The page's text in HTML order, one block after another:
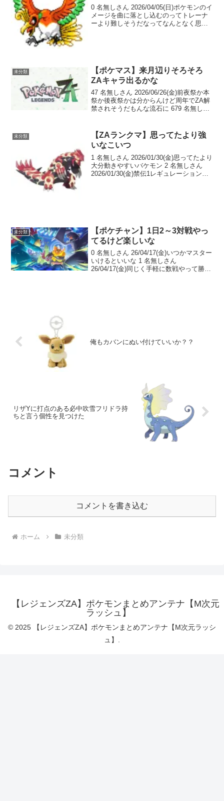
0 名無しさん 2026/04/05(日)ポケモンのイ
メージを曲に落とし込むのってトレーナ
ーより難しそうだなってなんとなく思っ
未分類
【ポケマス】来月辺りそろそろ
ZAキャラ出るかな
47 名無しさん 2026/06/26(金)前夜祭か本
祭か後夜祭かは分からんけど周年でZA解
禁されそうだもんな流石に 679 名無しさ
ラスバこないと盛り上が...
未分類
【ZAランクマ】思ってたより強
いなこいつ
1 名無しさん 2026/01/30(金)思ってたより
大分動きやすいバケモン 2 名無しさん
2026/01/30(金)禁伝1レギュレーションだ
未分類
【ポケチャン】1日2～3対戦やっ
てるけど楽しいな
0 名無しさん 26/04/17(金)いつかマスター
いけるといいな 1 名無しさん
26/04/17(金)同じく手軽に数戦やって勝っ
俺もカバンにぬい付けていいか？？
リザYに打点のある必中吹雪フリドラ持
ちと言う個性を見つけた
コメント
コメントを書き込む
ホーム 未分類
【レジェンズZA】ポケモンまとめアンテナ【M次元
ラッシュ】
© 2025 【レジェンズZA】ポケモンまとめアンテナ【M次元ラッシ
ュ】.